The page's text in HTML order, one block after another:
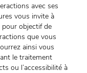
avec ses
vous invite à
pour objectif de
que vous
ainsi vous
le traitement
ou l’accessibilité à